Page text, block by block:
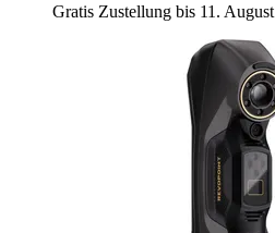
Gratis Zustellung bis 11. August